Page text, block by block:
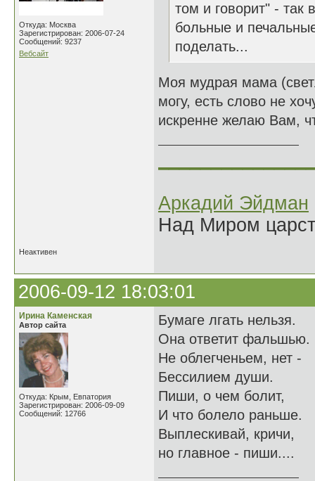
Откуда: Москва
Зарегистрирован: 2006-07-24
Сообщений: 9237
Вебсайт
том и говорит" - так
больные и
поделать...
Моя мудрая мама
могу, есть слово не
искренне желаю Вам,
Аркадий Эйдман
Над Миром
Неактивен
2006-09-12 18:03:01
Ирина Каменская
Автор сайта
Откуда: Крым, Евпатория
Зарегистрирован: 2006-09-09
Сообщений: 12766
Бумаге лгать нельзя.
Она ответит фальшью.
Не облегченьем, нет -
Бессилием души.
Пиши, о чем болит,
И что болело раньше.
Выплескивай, кричи,
но главное - пиши....